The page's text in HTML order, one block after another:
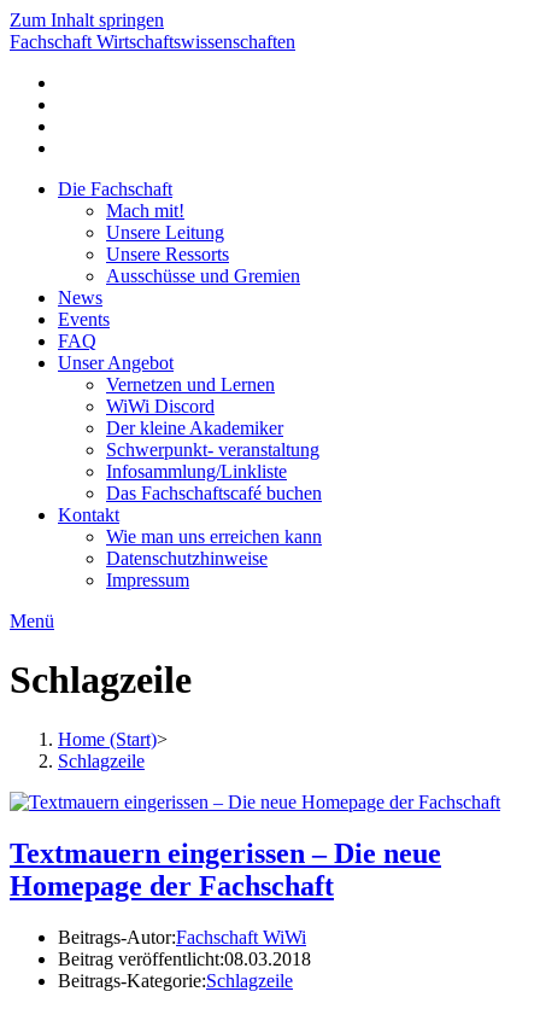
Zum Inhalt springen
Fachschaft Wirtschaftswissenschaften
Die Fachschaft
Mach mit!
Unsere Leitung
Unsere Ressorts
Ausschüsse und Gremien
News
Events
FAQ
Unser Angebot
Vernetzen und Lernen
WiWi Discord
Der kleine Akademiker
Schwerpunkt- veranstaltung
Infosammlung/Linkliste
Das Fachschaftscafé buchen
Kontakt
Wie man uns erreichen kann
Datenschutzhinweise
Impressum
Menü
Schlagzeile
Home (Start)>
Schlagzeile
Textmauern eingerissen – Die neue
Homepage der Fachschaft
Beitrags-Autor:Fachschaft WiWi
Beitrag veröffentlicht:08.03.2018
Beitrags-Kategorie:Schlagzeile